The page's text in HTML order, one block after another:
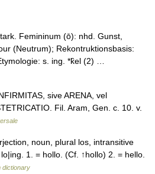
Femininum (ō): nhd. Gunst,
(Neutrum); Rekontruktionsbasis:
s. ing. *k̑el (2) …
sive ARENA, vel
Fil. Aram, Gen. c. 10. v.
noun, plural los, intransitive
1. = hollo. (Cf. ↑hollo) 2. = hello.
dictionary